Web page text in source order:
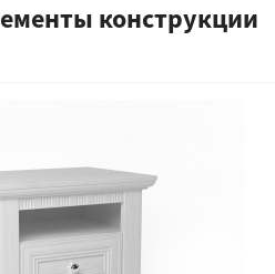
конструкции